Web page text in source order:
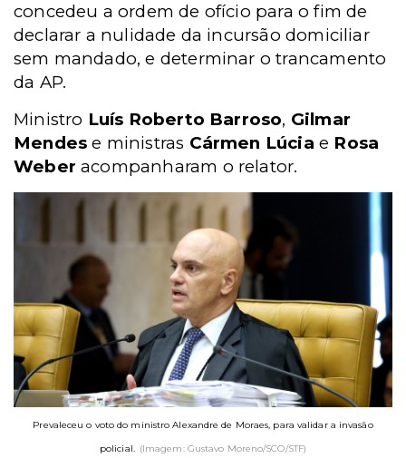
concedeu a ordem de ofício para o fim de
declarar a nulidade da incursão domiciliar
sem mandado, e determinar o trancamento
da AP.
Ministro Luís Roberto Barroso, Gilmar
Mendes e ministras Cármen Lúcia e Rosa
Weber acompanharam o relator.
Prevaleceu o voto do ministro Alexandre de Moraes, para validar a invasão
policial. (Imagem: Gustavo Moreno/SCO/STF)